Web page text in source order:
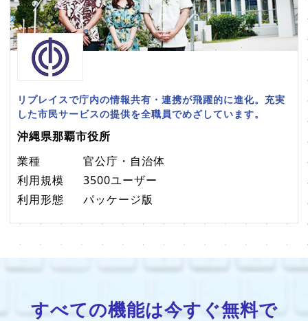
リプレイスで庁内の情報共有・連携が飛躍的に進化。充実
した市民サービスの提供を全職員でめざしています。
沖縄県那覇市役所
業種
官公庁・自治体
利用規模
3500ユーザー
利用形態
パッケージ版
すべての機能は今すぐ無料で